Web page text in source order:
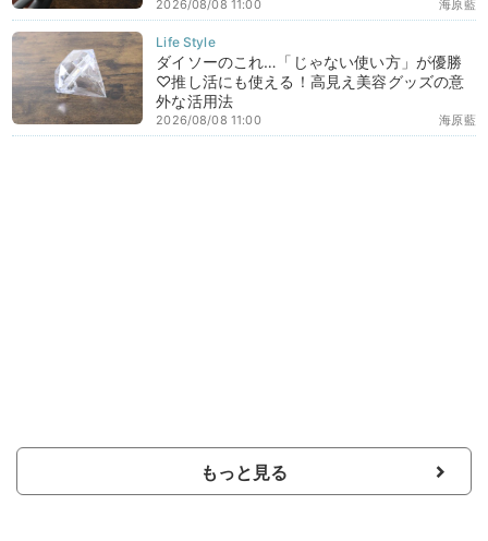
海原藍
2026/08/08 11:00
ダイソーのこれ…「じゃない使い方」が優勝
♡推し活にも使える！高見え美容グッズの意
外な活用法
海原藍
2026/08/08 11:00
もっと見る